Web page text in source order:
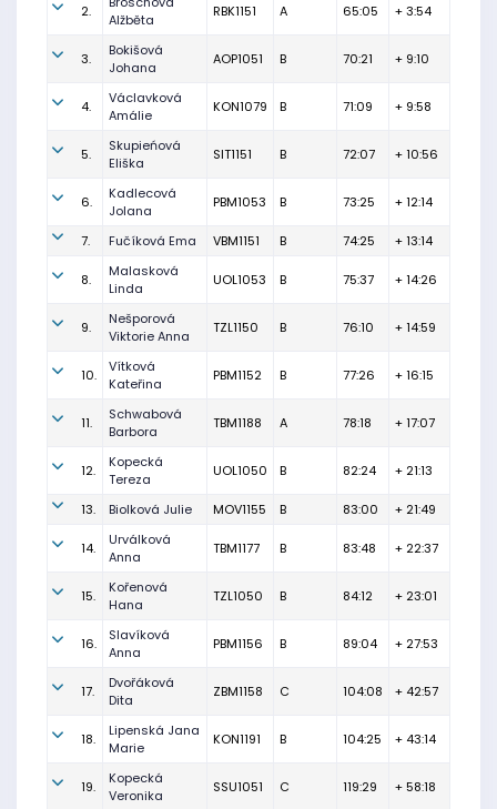
2.
Alžběta
RBK1151 A 65:05 + 3:54
3.
Bokišová
Johana
AOP1051 B 70:21 + 9:10
4.
Václavková
Amálie
KON1079 B 71:09 + 9:58
5.
Skupieńová
Eliška
SIT1151 B 72:07 + 10:56
6.
Kadlecová
Jolana
PBM1053 B 73:25 + 12:14
7. Fučíková Ema VBM1151 B 74:25 + 13:14
8.
Malasková
Linda
UOL1053 B 75:37 + 14:26
9.
Nešporová
Viktorie Anna
TZL1150 B 76:10 + 14:59
10.
Vítková
Kateřina
PBM1152 B 77:26 + 16:15
11.
Schwabová
Barbora
TBM1188 A 78:18 + 17:07
12.
Kopecká
Tereza
UOL1050 B 82:24 + 21:13
13. Biolková Julie MOV1155 B 83:00 + 21:49
14.
Urválková
Anna
TBM1177 B 83:48 + 22:37
15.
Kořenová
Hana
TZL1050 B 84:12 + 23:01
16.
Slavíková
Anna
PBM1156 B 89:04 + 27:53
17.
Dvořáková
Dita
ZBM1158 C 104:08 + 42:57
18.
Lipenská Jana
Marie
KON1191 B 104:25 + 43:14
19.
Kopecká
Veronika
SSU1051 C 119:29 + 58:18